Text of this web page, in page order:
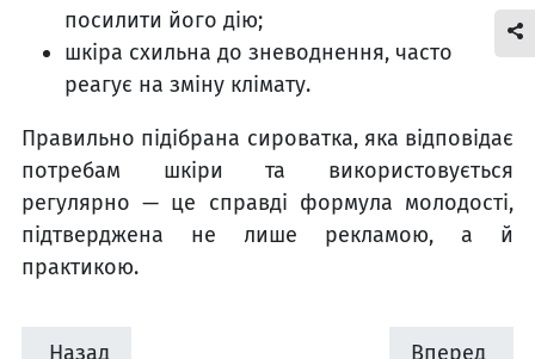
посилити його дію;
шкіра схильна до зневоднення, часто
реагує на зміну клімату.
Правильно підібрана сироватка, яка відповідає
потребам шкіри та використовується
регулярно — це справді формула молодості,
підтверджена не лише рекламою, а й
практикою.
Назад Вперед